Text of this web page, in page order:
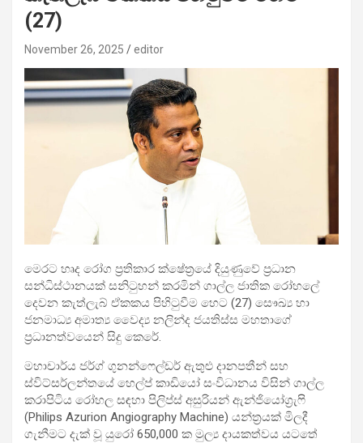
(27)
November 26, 2025 editor
මෙරට හෘද රෝග ප්‍රතිකාර ක්ෂේත්‍රයේ දියුණුවේ ප්‍රධාන
සන්ධිස්ථානයක් සනිටුහන් කරමින් ගාල්ල ජාතික රෝහලේ
දෙවන කැත්ලැබ් ඒකකය පිහිටුවීම හෙට (27) සෞඛ්‍ය හා
ජනමාධ්‍ය අමාත්‍ය වෛද්‍ය නලින්ද ජයතිස්ස මහතාගේ
ප්‍රධානත්වයෙන් සිදු කෙරේ.
මහාචාර්ය ජර්ග් ගුනන්ෆෙල්ඩර් ඇතුළු දානපතීන් සහ
ස්විට්සර්ලන්තයේ හෙල්ප් කාඩියෝ සංවිධානය විසින් ගාල්ල
කරාපිටිය රෝහල සඳහා පිලිප්ස් අසුරියන් ඇන්ජියෝග්‍රැෆි
(Philips Azurion Angiography Machine) යන්ත්‍රයක් මිලදී
ගැනීමට දැක් වූ යුරෝ 650,000 ක මුල්‍ය දායකත්වය යටතේ